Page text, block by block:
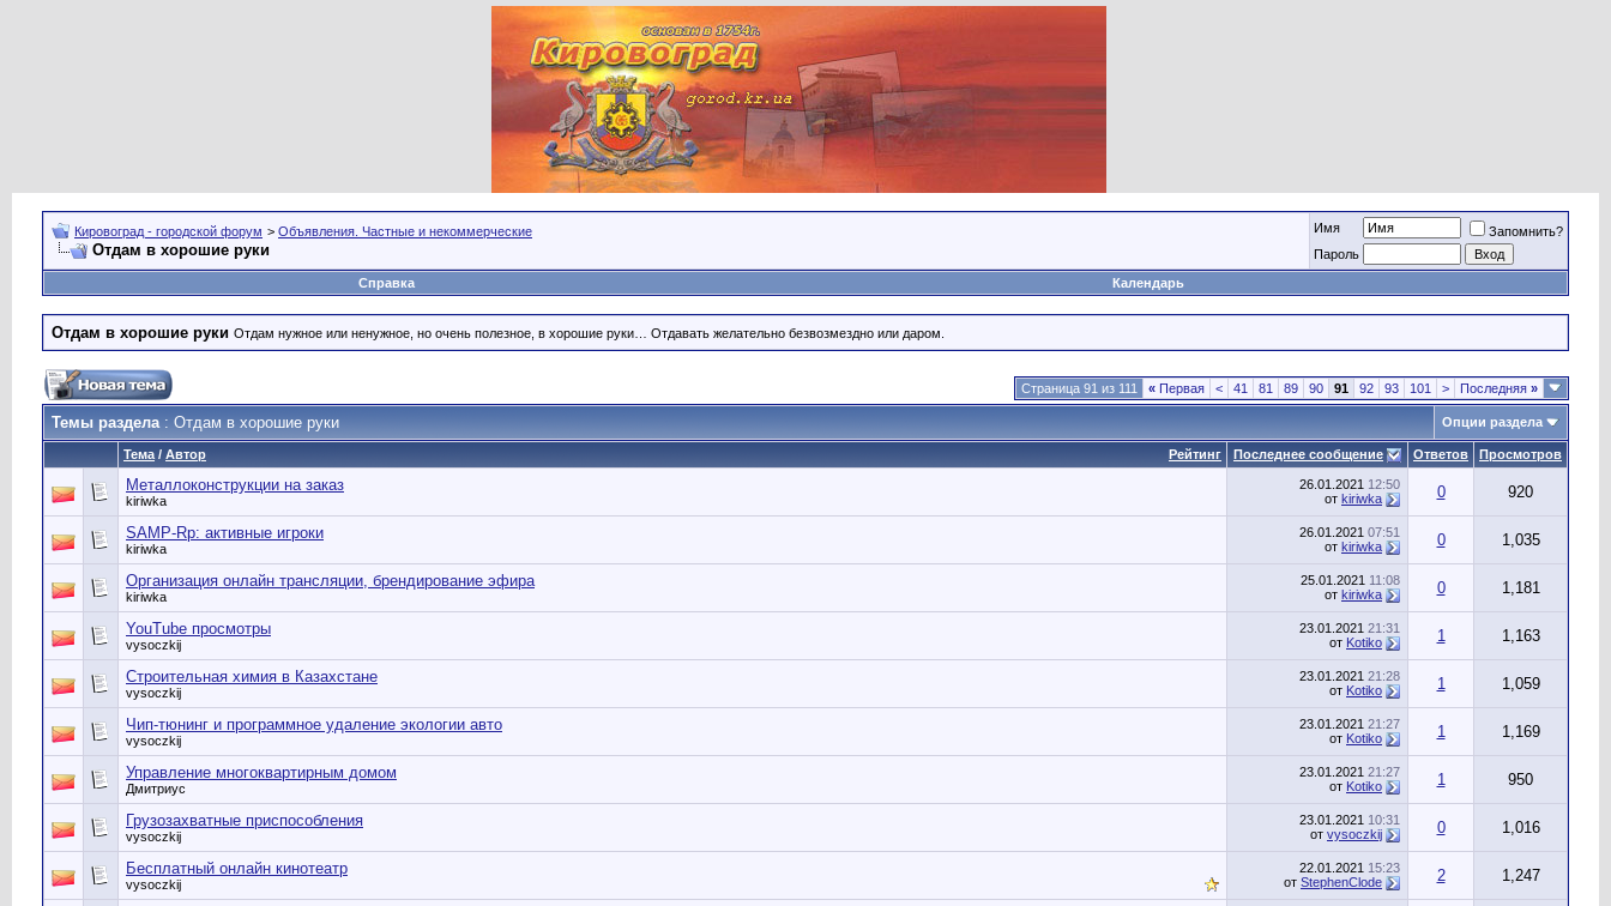
Кировоград - городской форум > Объявления. Частные и некоммерческие
Отдам в хорошие руки
Имя
Запомнить?
Пароль
Справка
Календарь
Отдам в хорошие руки Отдам нужное или ненужное, но очень полезное, в хорошие руки… Отдавать желательно безвозмездно или даром.
Страница 91 из 111 « Первая < 41 81 89 90 91 92 93 101 > Последняя »
Темы раздела: Отдам в хорошие руки Опции раздела
Рейтинг
Тема / Автор Последнее сообщение Ответов Просмотров
Металлоконструкции на заказ
kiriwka
26.01.2021 12:50
от kiriwka 0 920
SAMP-Rp: активные игроки
kiriwka
26.01.2021 07:51
от kiriwka 0 1,035
Организация онлайн трансляции, брендирование эфира
kiriwka
25.01.2021 11:08
от kiriwka 0 1,181
YouTube просмотры
vysoczkij
23.01.2021 21:31
от Kotiko 1 1,163
Строительная химия в Казахстане
vysoczkij
23.01.2021 21:28
от Kotiko 1 1,059
Чип-тюнинг и программное удаление экологии авто
vysoczkij
23.01.2021 21:27
от Kotiko 1 1,169
Управление многоквартирным домом
Дмитриус
23.01.2021 21:27
от Kotiko 1 950
Грузозахватные приспособления
vysoczkij
23.01.2021 10:31
от vysoczkij 0 1,016
Бесплатный онлайн кинотеатр
vysoczkij
22.01.2021 15:23
от StephenClode 2 1,247